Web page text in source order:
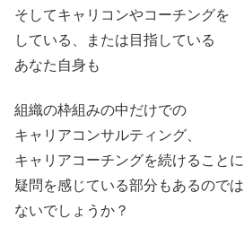
そしてキャリコンやコーチングを
している、または目指している
あなた自身も
組織の枠組みの中だけでの
キャリアコンサルティング、
キャリアコーチングを続けることに
疑問を感じている部分もあるのでは
ないでしょうか？